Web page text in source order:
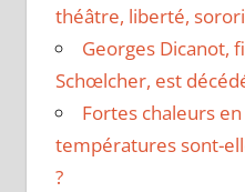
théâtre, liberté,
Georges Dicanot,
Schœlcher, est
Fortes chaleurs
températures sont-
?